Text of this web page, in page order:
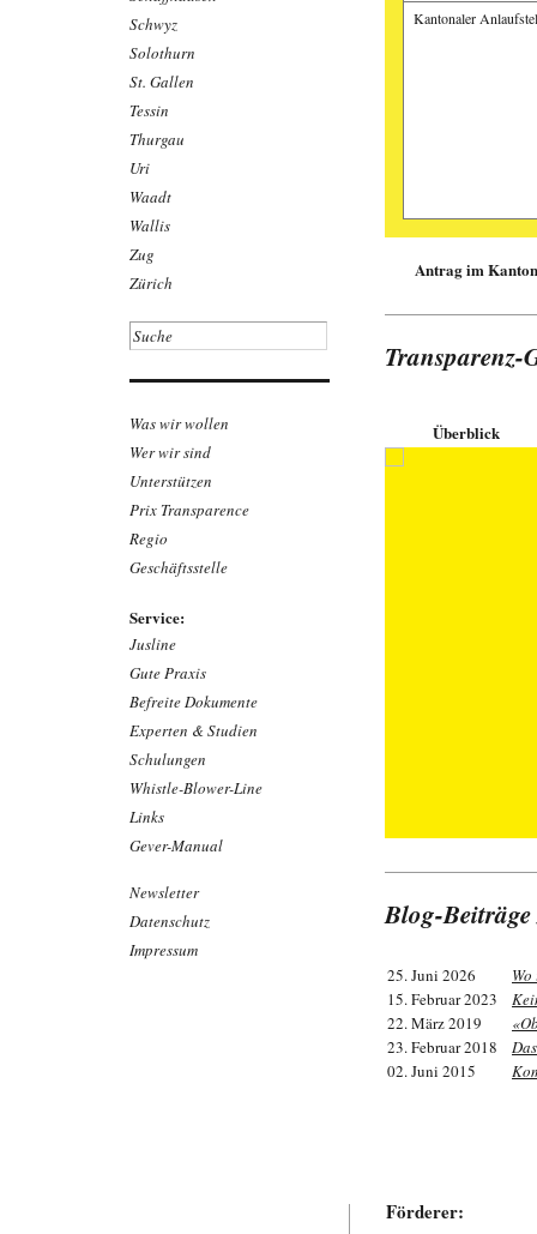
Schwyz
Solothurn
St. Gallen
Tessin
Thurgau
Uri
Waadt
Wallis
Zug
Zürich
Was wir wollen
Wer wir sind
Unterstützen
Prix Transparence
Regio
Geschäftsstelle
Service:
Jusline
Gute Praxis
Befreite Dokumente
Experten & Studien
Schulungen
Whistle-Blower-Line
Links
Gever-Manual
Newsletter
Datenschutz
Impressum
Kantonaler
Antrag im
Transparenz-
Überblick
Daniel
Die
während
Blog-
25. Juni 2026
15. Februar 2023
22. März 2019
23. Februar 2018
02. Juni 2015
Förderer: